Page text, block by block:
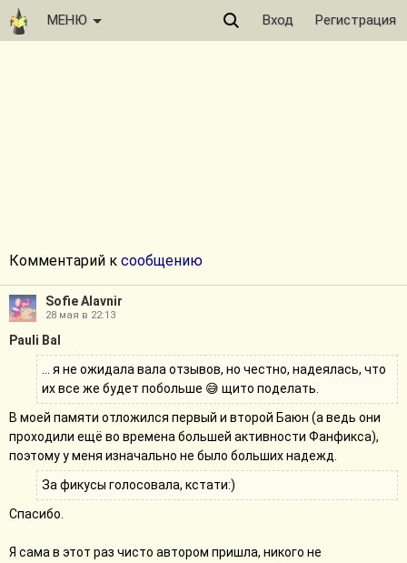
МЕНЮ Вход Регистрация
Комментарий к сообщению
Sofie Alavnir
28 мая в 22:13
Pauli Bal
... я не ожидала вала отзывов, но честно, надеялась, что
их все же будет побольше 😅 щито поделать.
В моей памяти отложился первый и второй Баюн (а ведь они
проходили ещё во времена большей активности Фанфикса),
поэтому у меня изначально не было больших надежд.
За фикусы голосовала, кстати:)
Спасибо.
Я сама в этот раз чисто автором пришла, никого не